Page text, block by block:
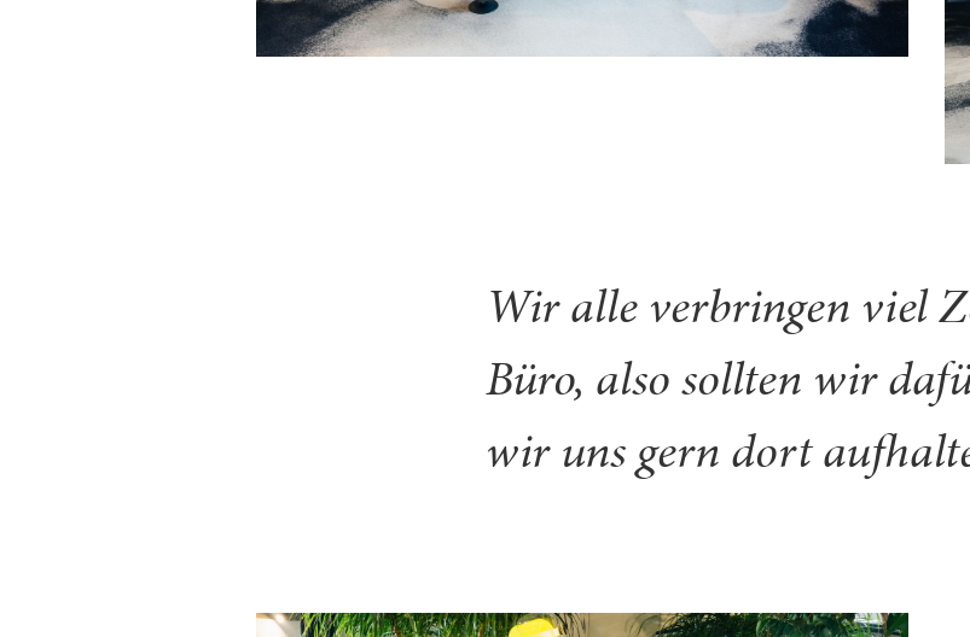
Wir alle verbringen viel
Büro, also sollten wir
wir uns gern dort